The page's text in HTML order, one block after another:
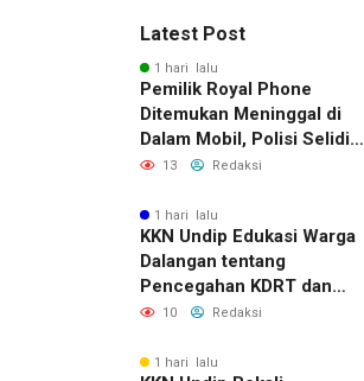
Latest Post
1 hari lalu
Pemilik Royal Phone
Ditemukan Meninggal di
Dalam Mobil, Polisi Selidiki
Dugaan Keterkaitan
13 Redaksi
1 hari lalu
KKN Undip Edukasi Warga
Dalangan tentang
Pencegahan KDRT dan
Komunikasi Keluarga
10 Redaksi
1 hari lalu